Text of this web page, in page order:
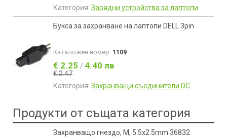
Категория: Зарядни устройства за лаптопи
Букса за захранване на лаптопи DELL 3pin
Каталожен номер: 1109
€ 2.25 / 4.40 лв
€ 2.47
Категория: Захранващи съединители DC
Продукти от същата категория
Захранващо гнездо, M, 5.5x2.5mm 36832